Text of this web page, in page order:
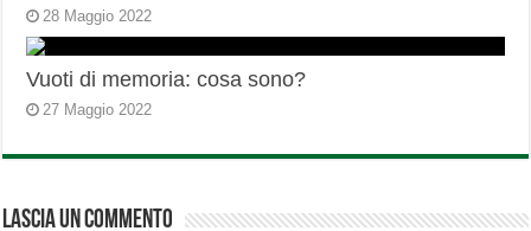
28 Maggio 2022
Vuoti di memoria: cosa sono?
27 Maggio 2022
Lascia un commento